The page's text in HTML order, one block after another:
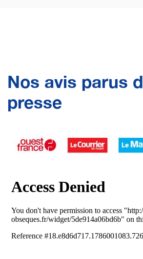
Nos avis parus
presse